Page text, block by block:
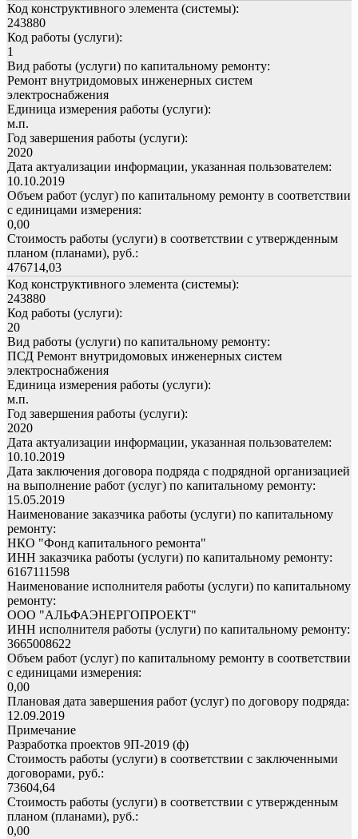
Код конструктивного элемента (системы):
243880
Код работы (услуги):
1
Вид работы (услуги) по капитальному ремонту:
Ремонт внутридомовых инженерных систем
электроснабжения
Единица измерения работы (услуги):
м.п.
Год завершения работы (услуги):
2020
Дата актуализации информации, указанная пользователем:
10.10.2019
Объем работ (услуг) по капитальному ремонту в соответствии
с единицами измерения:
0,00
Стоимость работы (услуги) в соответствии с утвержденным
планом (планами), руб.:
476714,03
Код конструктивного элемента (системы):
243880
Код работы (услуги):
20
Вид работы (услуги) по капитальному ремонту:
ПСД Ремонт внутридомовых инженерных систем
электроснабжения
Единица измерения работы (услуги):
м.п.
Год завершения работы (услуги):
2020
Дата актуализации информации, указанная пользователем:
10.10.2019
Дата заключения договора подряда с подрядной организацией
на выполнение работ (услуг) по капитальному ремонту:
15.05.2019
Наименование заказчика работы (услуги) по капитальному
ремонту:
НКО "Фонд капитального ремонта"
ИНН заказчика работы (услуги) по капитальному ремонту:
6167111598
Наименование исполнителя работы (услуги) по капитальному
ремонту:
ООО "АЛЬФАЭНЕРГОПРОЕКТ"
ИНН исполнителя работы (услуги) по капитальному ремонту:
3665008622
Объем работ (услуг) по капитальному ремонту в соответствии
с единицами измерения:
0,00
Плановая дата завершения работ (услуг) по договору подряда:
12.09.2019
Примечание
Разработка проектов 9П-2019 (ф)
Стоимость работы (услуги) в соответствии с заключенными
договорами, руб.:
73604,64
Стоимость работы (услуги) в соответствии с утвержденным
планом (планами), руб.:
0,00